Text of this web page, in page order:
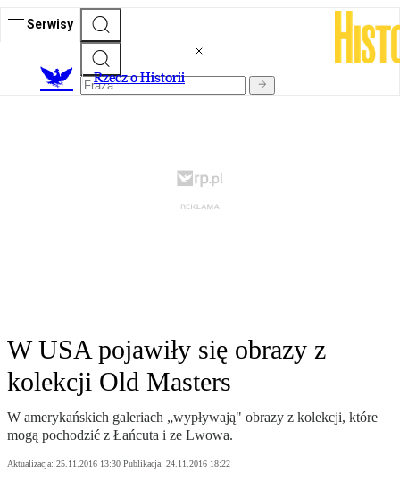
Serwisy
Rzecz o Historii
W USA pojawiły się obrazy z
kolekcji Old Masters
W amerykańskich galeriach „wypływają" obrazy z kolekcji, które
mogą pochodzić z Łańcuta i ze Lwowa.
Aktualizacja: 25.11.2016 13:30 Publikacja: 24.11.2016 18:22